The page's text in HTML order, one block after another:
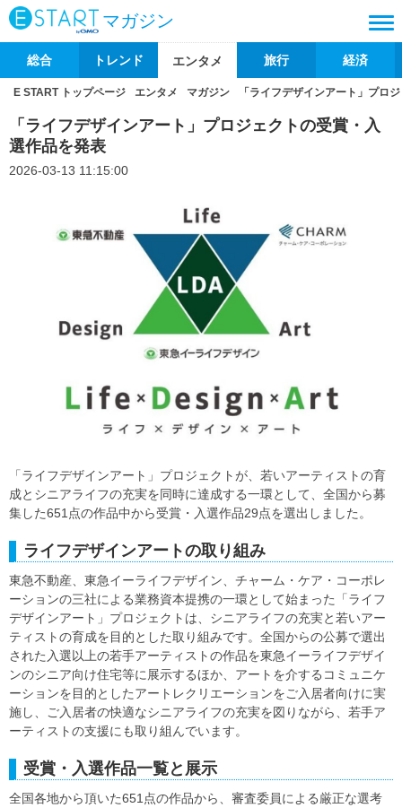
マガジン
総合 トレンド エンタメ 旅行 経済
E START トップページ エンタメ マガジン 「ライフデザインアート」プロ
「ライフデザインアート」プロジェクトの受賞・入
選作品を発表
2026-03-13 11:15:00
「ライフデザインアート」プロジェクトが、若いアーティストの育
成とシニアライフの充実を同時に達成する一環として、全国から募
集した651点の作品中から受賞・入選作品29点を選出しました。
ライフデザインアートの取り組み
東急不動産、東急イーライフデザイン、チャーム・ケア・コーポレ
ーションの三社による業務資本提携の一環として始まった「ライフ
デザインアート」プロジェクトは、シニアライフの充実と若いアー
ティストの育成を目的とした取り組みです。全国からの公募で選出
された入選以上の若手アーティストの作品を東急イーライフデザイ
ンのシニア向け住宅等に展示するほか、アートを介するコミュニケ
ーションを目的としたアートレクリエーションをご入居者向けに実
施し、ご入居者の快適なシニアライフの充実を図りながら、若手ア
ーティストの支援にも取り組んでいます。
受賞・入選作品一覧と展示
全国各地から頂いた651点の作品から、審査委員による厳正な選考